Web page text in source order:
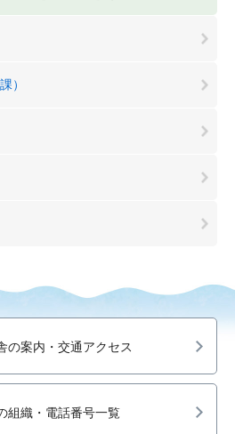
）
の案内・交通アクセス
組織・電話番号一覧